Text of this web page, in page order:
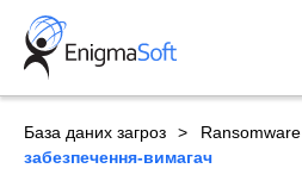
Skip
content
База даних загроз Ransomware
забезпечення-вимагач